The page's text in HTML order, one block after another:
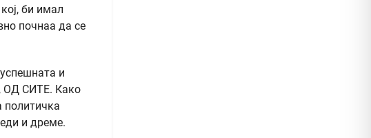
би имал
почнаа да се
и
ОД СИТЕ. Како
политичка
и дреме.